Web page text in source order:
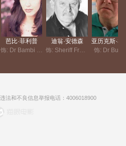
芭比·菲利普
迪翁·安德森
饰: Dr
法和不良信息举报电话：4006018900